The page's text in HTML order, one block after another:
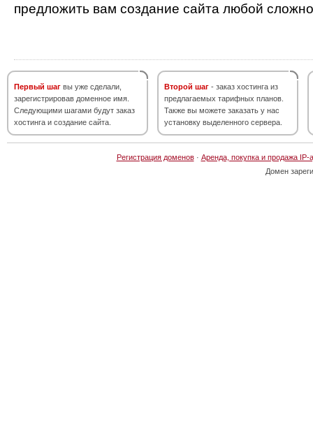
предложить вам создание сайта любой
Первый шаг вы уже сделали,
зарегистрировав доменное имя.
Следующими шагами будут заказ
хостинга и создание сайта.
Второй шаг - заказ хостинга из
предлагаемых тарифных планов.
Также вы можете заказать у нас
установку выделенного сервера.
Регистрация доменов· Аренда, покупка и продажа IP-
Домен